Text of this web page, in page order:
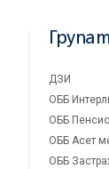
ДЗИ
ОББ
ОББ
ОББ Асет
ОББ